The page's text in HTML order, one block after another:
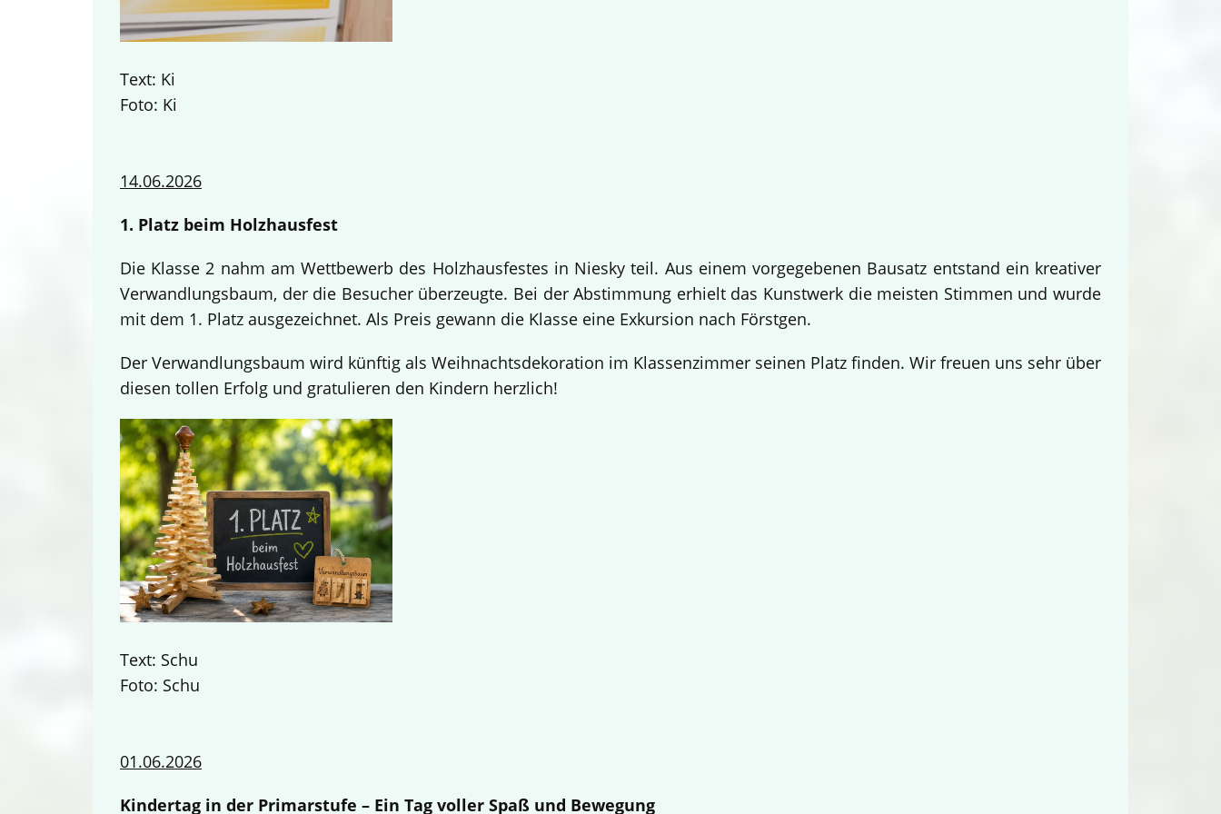
Text: Ki
Foto: Ki
14.06.2026
1. Platz beim Holzhausfest
Die Klasse 2 nahm am Wettbewerb des Holzhausfestes in Niesky teil. Aus einem vorgegebenen Bausatz entstand ein kreativer
Verwandlungsbaum, der die Besucher überzeugte. Bei der Abstimmung erhielt das Kunstwerk die meisten Stimmen und wurde
mit dem 1. Platz ausgezeichnet. Als Preis gewann die Klasse eine Exkursion nach Förstgen.
Der Verwandlungsbaum wird künftig als Weihnachtsdekoration im Klassenzimmer seinen Platz finden. Wir freuen uns sehr über
diesen tollen Erfolg und gratulieren den Kindern herzlich!
Text: Schu
Foto: Schu
01.06.2026
Kindertag in der Primarstufe – Ein Tag voller Spaß und Bewegung